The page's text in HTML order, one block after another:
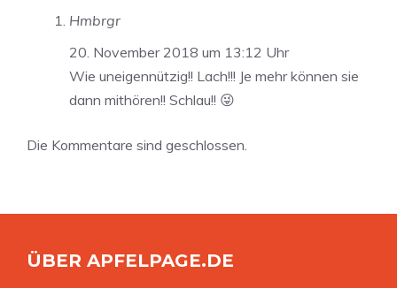
Hmbrgr
20. November 2018 um 13:12 Uhr
Wie uneigennützig!! Lach!!! Je mehr können sie
dann mithören!! Schlau!! 😜
Die Kommentare sind geschlossen.
ÜBER APFELPAGE.DE